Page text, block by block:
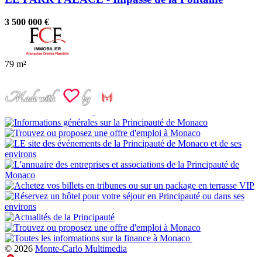
3 500 000 €
79 m²
© 2026 Monte-Carlo Multimedia